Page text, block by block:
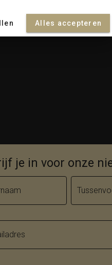
je in voor onze
Alles accepteren